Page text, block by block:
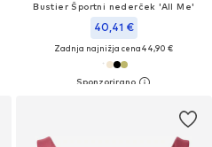
Bustier Športni nederček 'All Me'
40,41 €
Zadnja najnižja cena44,90 €